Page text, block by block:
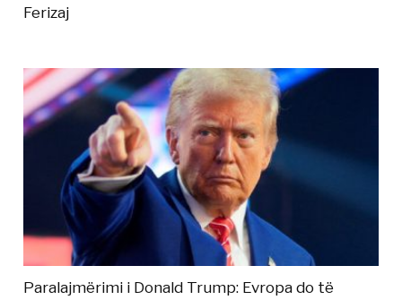
Ferizaj
Paralajmërimi i Donald Trump: Evropa do të